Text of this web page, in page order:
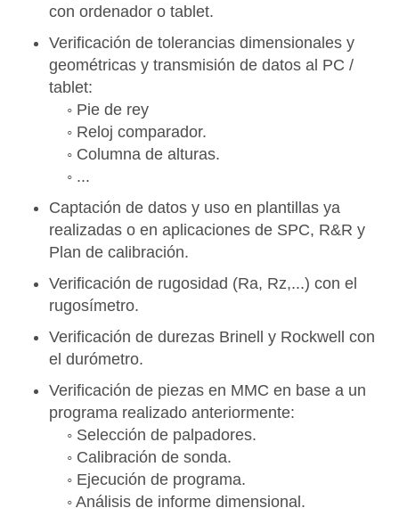
con ordenador o tablet.
Verificación de tolerancias dimensionales y
geométricas y transmisión de datos al PC /
tablet:
◦ Pie de rey
◦ Reloj comparador.
◦ Columna de alturas.
◦ ...
Captación de datos y uso en plantillas ya
realizadas o en aplicaciones de SPC, R&R y
Plan de calibración.
Verificación de rugosidad (Ra, Rz,...) con el
rugosímetro.
Verificación de durezas Brinell y Rockwell con
el durómetro.
Verificación de piezas en MMC en base a un
programa realizado anteriormente:
◦ Selección de palpadores.
◦ Calibración de sonda.
◦ Ejecución de programa.
◦ Análisis de informe dimensional.